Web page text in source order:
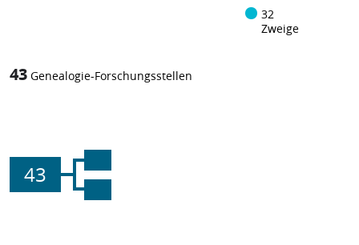
32
Zweige
43 Genealogie-Forschungsstellen
43